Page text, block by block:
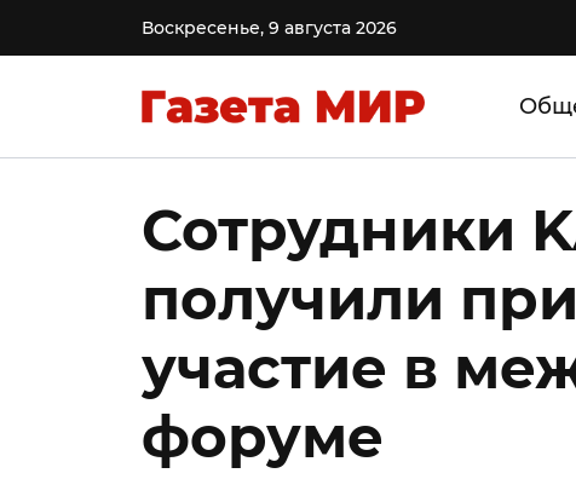
Воскресенье, 9 августа 2026
Сотрудники
получили
участие в
форуме